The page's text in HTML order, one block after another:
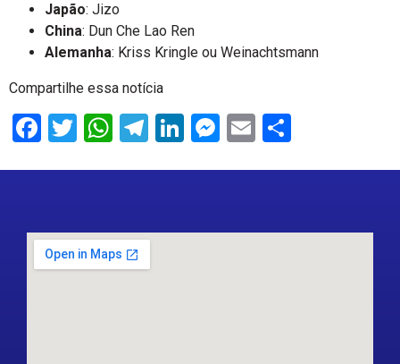
Japão: Jizo
China: Dun Che Lao Ren
Alemanha: Kriss Kringle ou Weinachtsmann
Compartilhe essa notícia
Facebook
Twitter
WhatsApp
Telegram
LinkedIn
Messenger
Email